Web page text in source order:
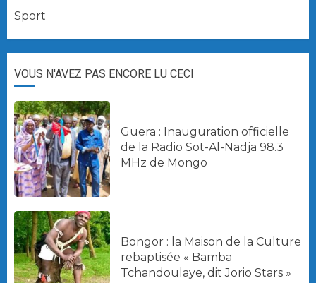
Sport
VOUS N'AVEZ PAS ENCORE LU CECI
Guera : Inauguration officielle
de la Radio Sot-Al-Nadja 98.3
MHz de Mongo
Bongor : la Maison de la Culture
rebaptisée « Bamba
Tchandoulaye, dit Jorio Stars »